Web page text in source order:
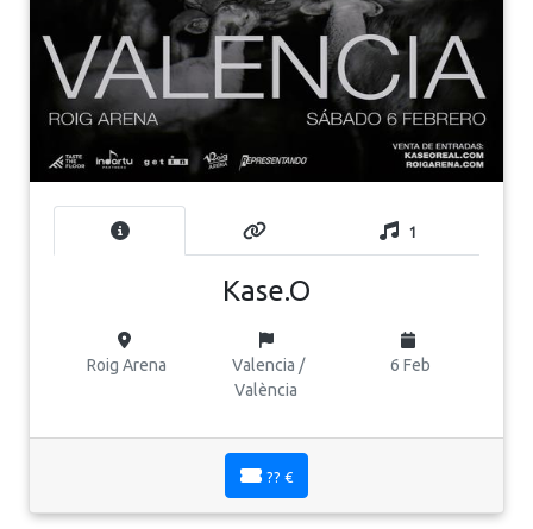
1
Kase.O
Roig Arena
Valencia /
València
6 Feb
?? €